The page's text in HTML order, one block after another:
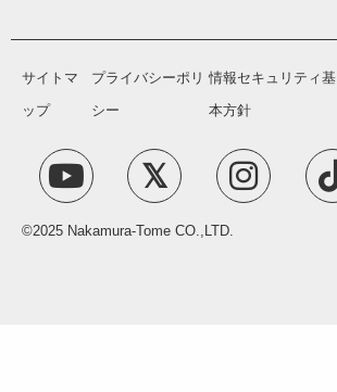
サイトマ
ップ
プライバシーポリ
シー
情報セキュリティ基
本方針
©2025 Nakamura-Tome CO.,LTD.